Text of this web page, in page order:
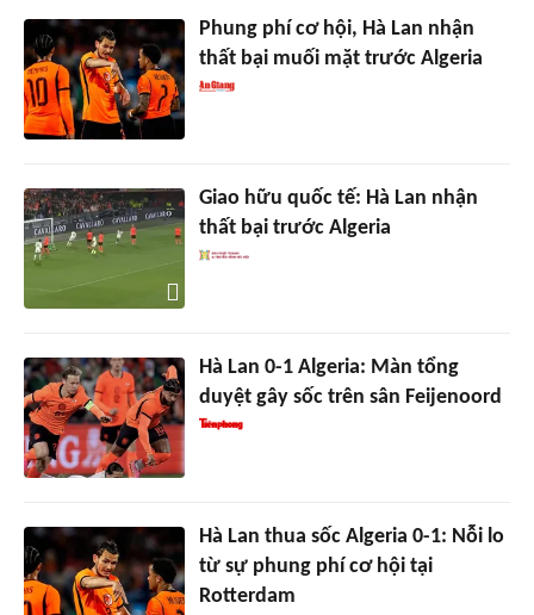
Phung phí cơ hội, Hà Lan nhận
thất bại muối mặt trước Algeria
Giao hữu quốc tế: Hà Lan nhận
thất bại trước Algeria
Hà Lan 0-1 Algeria: Màn tổng
duyệt gây sốc trên sân Feijenoord
Hà Lan thua sốc Algeria 0-1: Nỗi lo
từ sự phung phí cơ hội tại
Rotterdam